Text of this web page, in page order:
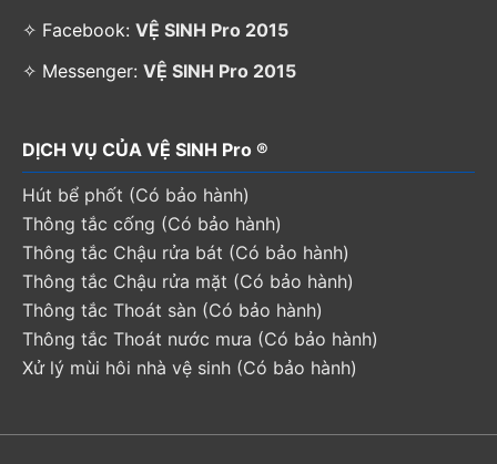
✧ Facebook: VỆ SINH Pro 2015
✧ Messenger: VỆ SINH Pro 2015
DỊCH VỤ CỦA VỆ SINH Pro ®
Hút bể phốt (Có bảo hành)
Thông tắc cống (Có bảo hành)
Thông tắc Chậu rửa bát (Có bảo hành)
Thông tắc Chậu rửa mặt (Có bảo hành)
Thông tắc Thoát sàn (Có bảo hành)
Thông tắc Thoát nước mưa (Có bảo hành)
Xử lý mùi hôi nhà vệ sinh (Có bảo hành)